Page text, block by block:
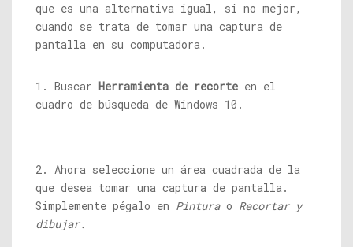
que es una alternativa igual, si no mejor,
cuando se trata de tomar una captura de
pantalla en su computadora.
1. Buscar Herramienta de recorte en el
cuadro de búsqueda de Windows 10.
2. Ahora seleccione un área cuadrada de la
que desea tomar una captura de pantalla.
Simplemente pégalo en Pinturao Recortar y
dibujar.